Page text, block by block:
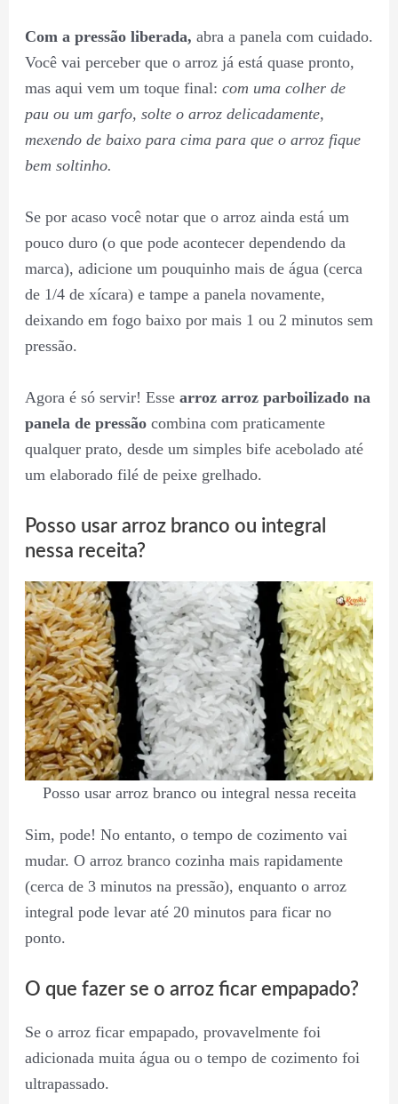
Com a pressão liberada, abra a panela com cuidado.
Você vai perceber que o arroz já está quase pronto,
mas aqui vem um toque final: com uma colher de
pau ou um garfo, solte o arroz delicadamente,
mexendo de baixo para cima para que o arroz fique
bem soltinho.
Se por acaso você notar que o arroz ainda está um
pouco duro (o que pode acontecer dependendo da
marca), adicione um pouquinho mais de água (cerca
de 1/4 de xícara) e tampe a panela novamente,
deixando em fogo baixo por mais 1 ou 2 minutos sem
pressão.
Agora é só servir! Esse arroz arroz parboilizado na
panela de pressãocombina com praticamente
qualquer prato, desde um simples bife acebolado até
um elaborado filé de peixe grelhado.
Posso usar arroz branco ou integral
nessa receita?
Posso usar arroz branco ou integral nessa receita
Sim, pode! No entanto, o tempo de cozimento vai
mudar. O arroz branco cozinha mais rapidamente
(cerca de 3 minutos na pressão), enquanto o arroz
integral pode levar até 20 minutos para ficar no
ponto.
O que fazer se o arroz ficar empapado?
Se o arroz ficar empapado, provavelmente foi
adicionada muita água ou o tempo de cozimento foi
ultrapassado.